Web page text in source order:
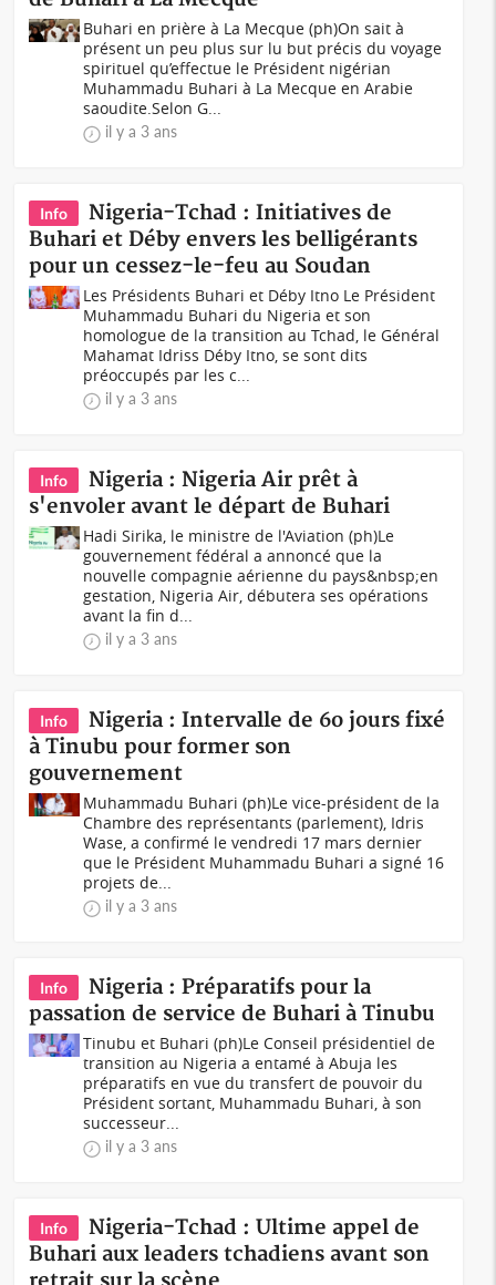
Buhari en prière à La Mecque (ph)On sait à
présent un peu plus sur lu but précis du voyage
spirituel qu’effectue le Président nigérian
Muhammadu Buhari à La Mecque en Arabie
saoudite.Selon G...
il y a 3 ans
Info
Nigeria-Tchad : Initiatives de
Buhari et Déby envers les belligérants
pour un cessez-le-feu au Soudan
Les Présidents Buhari et Déby Itno Le Président
Muhammadu Buhari du Nigeria et son
homologue de la transition au Tchad, le Général
Mahamat Idriss Déby Itno, se sont dits
préoccupés par les c...
il y a 3 ans
Info
Nigeria : Nigeria Air prêt à
s'envoler avant le départ de Buhari
Hadi Sirika, le ministre de l'Aviation (ph)Le
gouvernement fédéral a annoncé que la
nouvelle compagnie aérienne du pays&nbsp;en
gestation, Nigeria Air, débutera ses opérations
avant la fin d...
il y a 3 ans
Info
Nigeria : Intervalle de 6o jours fixé
à Tinubu pour former son
gouvernement
Muhammadu Buhari (ph)Le vice-président de la
Chambre des représentants (parlement), Idris
Wase, a confirmé le vendredi 17 mars dernier
que le Président Muhammadu Buhari a signé 16
projets de...
il y a 3 ans
Info
Nigeria : Préparatifs pour la
passation de service de Buhari à Tinubu
Tinubu et Buhari (ph)Le Conseil présidentiel de
transition au Nigeria a entamé à Abuja les
préparatifs en vue du transfert de pouvoir du
Président sortant, Muhammadu Buhari, à son
successeur...
il y a 3 ans
Info
Nigeria-Tchad : Ultime appel de
Buhari aux leaders tchadiens avant son